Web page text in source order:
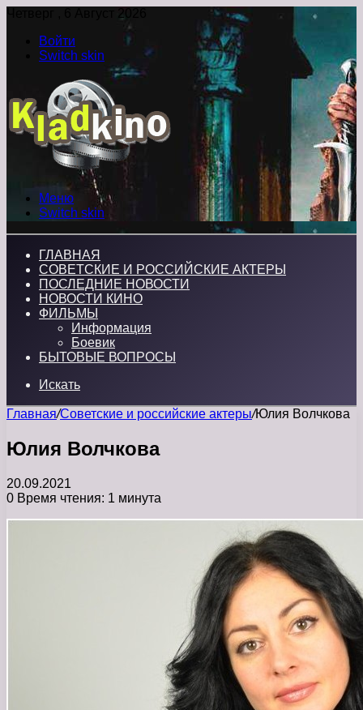
Четверг , 6 Август 2026
Войти
Switch skin
Меню
Switch skin
ГЛАВНАЯ
СОВЕТСКИЕ И РОССИЙСКИЕ АКТЕРЫ
ПОСЛЕДНИЕ НОВОСТИ
НОВОСТИ КИНО
ФИЛЬМЫ
Информация
Боевик
БЫТОВЫЕ ВОПРОСЫ
Искать
Главная/Советские и российские актеры/Юлия Волчкова
Юлия Волчкова
20.09.2021
0 Время чтения: 1 минута